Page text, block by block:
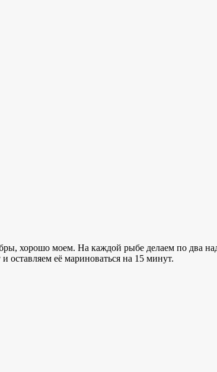
хорошо моем. На каждой рыбе делаем по два
её мариноваться на 15 минут.